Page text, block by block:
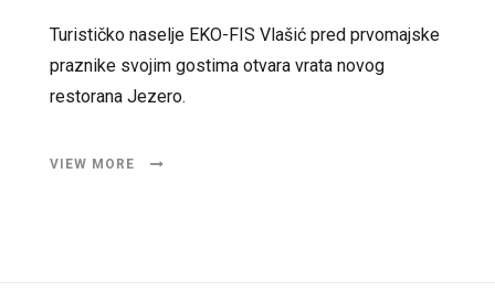
Turističko naselje EKO-FIS Vlašić pred prvomajske
praznike svojim gostima otvara vrata novog
restorana Jezero.
VIEW MORE